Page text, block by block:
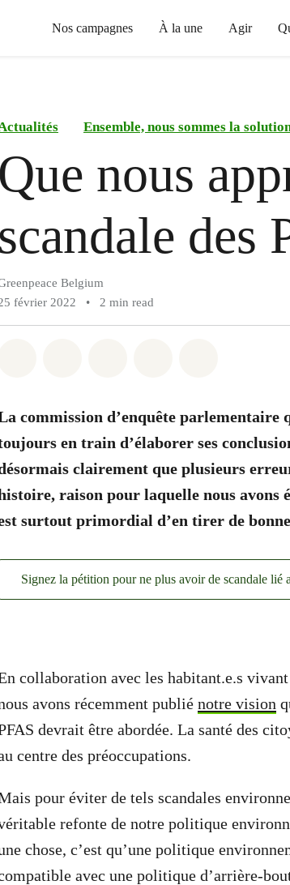
Nos campagnes À la une Agir
Ensemble, nous sommes la
Que nous
scandale des
Belgium
février 2022
• 2 min read
commission d’enquête parlementaire
en train d’élaborer ses
clairement que plusieurs
raison pour laquelle nous avons
surtout primordial d’en tirer de
Signez la pétition pour ne plus avoir de scandale lié
collaboration avec les habitant.e.s
avons récemment publié notre vision
devrait être abordée. La santé des
centre des préoccupations.
pour éviter de tels scandales
refonte de notre politique
chose, c’est qu’une politique
avec une politique d’arrière-